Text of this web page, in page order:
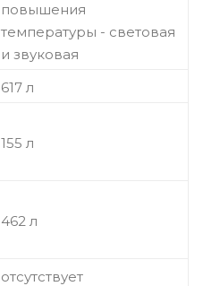
повышения
температуры - световая
и звуковая
617 л
155 л
462 л
отсутствует